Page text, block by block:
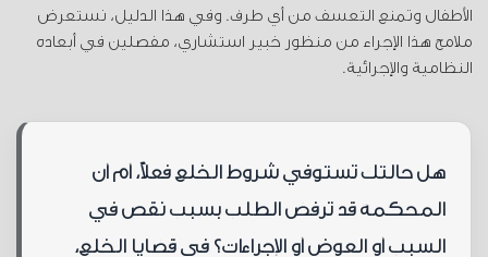
الأطفال وتمنع التعسف من أي طرف. وفي هذا الدليل، نستعرض
ملامح هذا الإجراء من منظور خبير استشاري، مفصلين في أبعاده
النظامية والإجرائية.
هل حالتك تستوفي شروط الخلع فعلاً، أم أن
المحكمة قد ترفض الطلب بسبب نقص في
السبب أو العوض أو الإجراءات؟ في قضايا الخلع،